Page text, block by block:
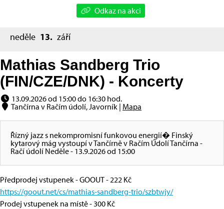
Odkaz na akci
neděle 13. září
Mathias Sandberg Trio
(FIN/CZE/DNK) - Koncerty
13.09.2026 od 15:00 do 16:30 hod.
Tančírna v Račím údolí, Javorník | Mapa
Řízný jazz s nekompromisní funkovou energií� Finský
kytarový mág vystoupí v Tančírně v Račím Údolí Tančírna -
Račí údolí Neděle - 13.9.2026 od 15:00
Předprodej vstupenek - GOOUT - 222 Kč
https://goout.net/cs/mathias-sandberg-trio/szbtwjy/
Prodej vstupenek na místě - 300 Kč